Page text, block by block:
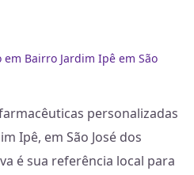
Bairro Jardim Ipê em São
personalizadas
Ipê, em São José dos
é sua referência local para